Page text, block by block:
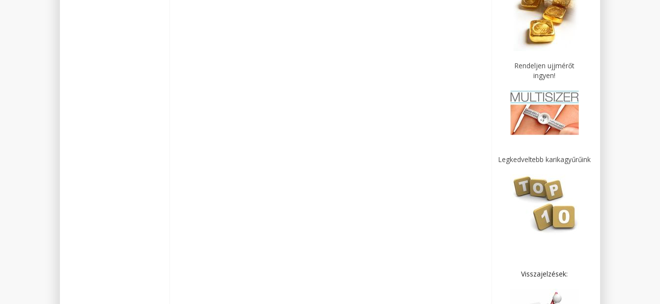
Rendeljen ujjmérőt
ingyen!
Legkedveltebb karikagyűrűink
Visszajelzések: